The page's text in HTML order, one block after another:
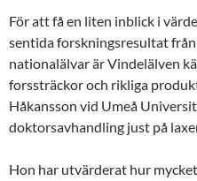
För att få en liten inblick i
sentida forskningsresultat
nationalälvar är Vindelälven
forssträckor och rikliga
Håkansson vid Umeå
doktorsavhandling just på
Hon har utvärderat hur